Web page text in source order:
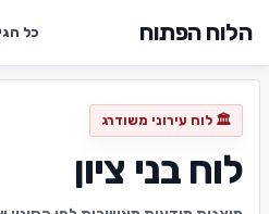
הלוח הפתוח כל
🏛️ לוח עירוני משודרג
לוח בני ציון